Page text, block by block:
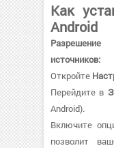
Как
Android
источников:
Откройте
Перейдите в
Android).
Включите
позволит